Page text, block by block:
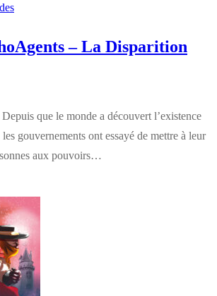
– La Disparition
que le monde a découvert l’existence
gouvernements ont essayé de mettre à leur
aux pouvoirs…